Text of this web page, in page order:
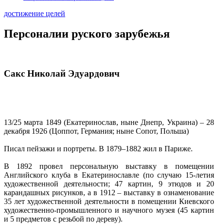
достижение целей
Персоналии руского зарубежья
Сакс Николай Эдуардович
13/25 марта 1849 (Екатеринослав, ныне Днепр, Украина) – 28
декабря 1926 (Цоппот, Германия; ныне Сопот, Польша)
Писал пейзажи и портреты. В 1879–1882 жил в Париже.
В 1892 провел персональную выставку в помещении
Английского клуба в Екатеринославле (по случаю 15-летия
художественной деятельности; 47 картин, 9 этюдов и 20
карандашных рисунков, а в 1912 – выставку в ознаменование
35 лет художественной деятельности в помещении Киевского
художественно-промышленного и научного музея (45 картин
и 5 предметов с резьбой по дереву).